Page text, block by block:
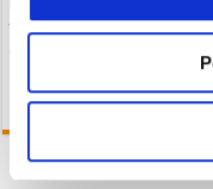
Un grande fondo di
futuro del settore